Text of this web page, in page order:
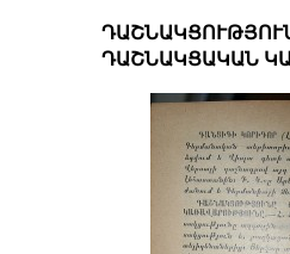
ԴԱՇՆԱԿՑԱԿԱՆ